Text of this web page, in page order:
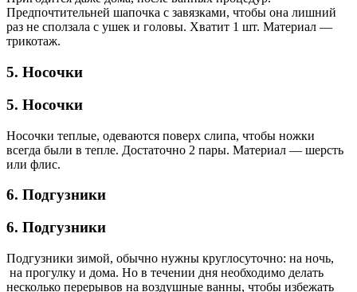
Предпочтительней шапочка с завязками, чтобы она лишний
раз не сползала с ушек и головы. Хватит 1 шт. Материал —
трикотаж.
5. Носочки
5. Носочки
Носочки теплые, одеваются поверх слипа, чтобы ножки
всегда были в тепле. Достаточно 2 пары. Материал — шерсть
или флис.
6. Подгузники
6. Подгузники
Подгузники зимой, обычно нужны круглосуточно: на ночь,
на прогулку и дома. Но в течении дня необходимо делать
несколько перерывов на воздушные ванны, чтобы избежать